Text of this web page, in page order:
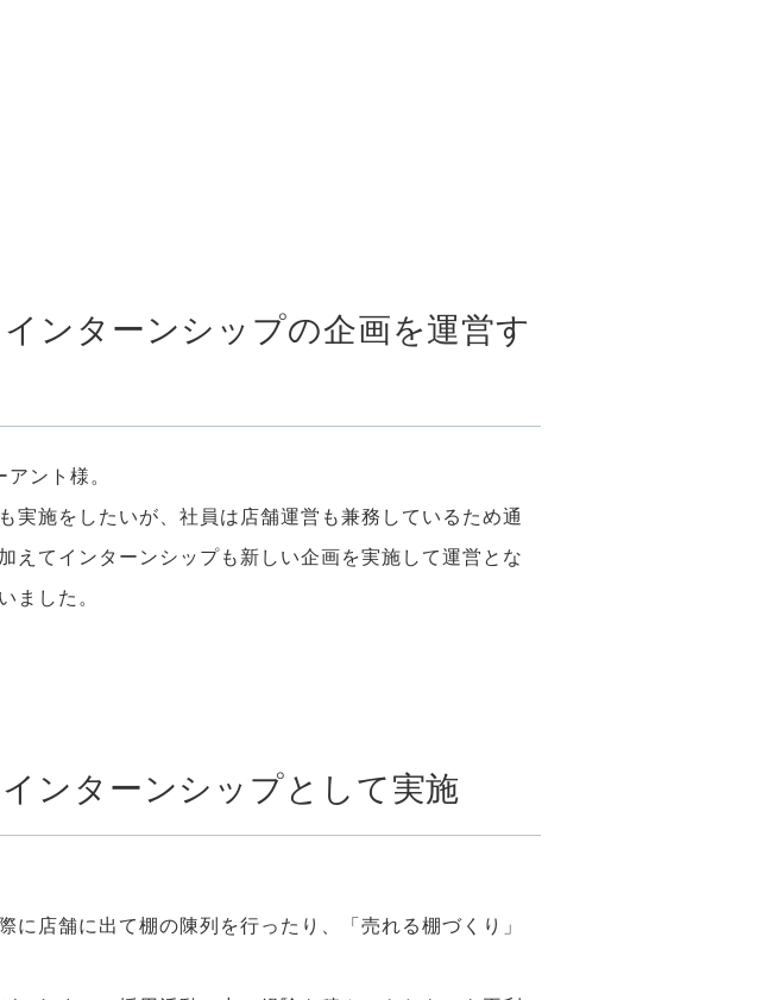
ンターンシップの企画を運営す
ント様。
施をしたいが、社員は店舗運営も兼務しているため通
えてインターンシップも新しい企画を実施して運営とな
ました。
ンターンシップとして実施
店舗に出て棚の陳列を行ったり、「売れる棚づくり」